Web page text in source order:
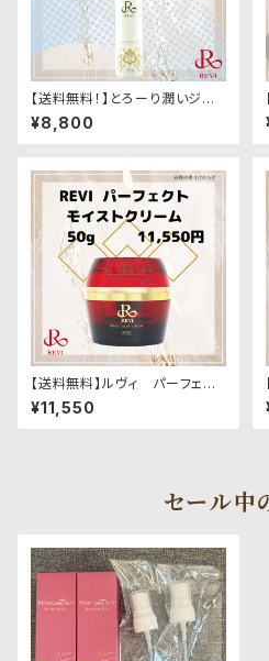
【送料無料！】とろーり潤いジェ
ル*ルヴィ クレンジングジェ
ル 180g
¥8,800
【送料無料】ルヴィ パーフェク
トモイストクリーム
¥11,550
セール中